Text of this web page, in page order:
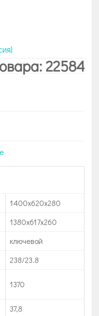
22584
1400x620x280
1380x617x260
ключевой
238/23.8
1370
37,8